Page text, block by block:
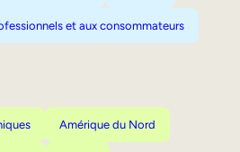
et aux consommateurs
Amérique du Nord